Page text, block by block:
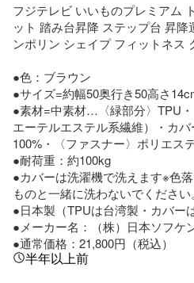
フジテレビ いいものプレミアム
ット 踏み台昇降 ステップ台 昇
ンポリン シェイプ フィットネス
●色：ブラウン
●サイズ=約幅50奥行き50高さ
●素材=中素材…〈緑部分〉TPU
エーテルエステル系繊維）・カ
100%・〈ファスナー〉ポリエス
●耐荷重：約100kg
●カバーは洗濯機で洗えます※色
ものと一緒に洗わないでください。
●日本製（TPUは台湾製・カバー
●メーカー名：（株）日本ソフケ
●通常価格：21,800円（税込）
半年以上前